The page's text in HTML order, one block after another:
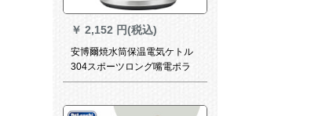
￥ 2,152 円(税込)
安博爾焼水筒保温電気ケトル
304スポーツロング嘴電ポラ
イトカラー